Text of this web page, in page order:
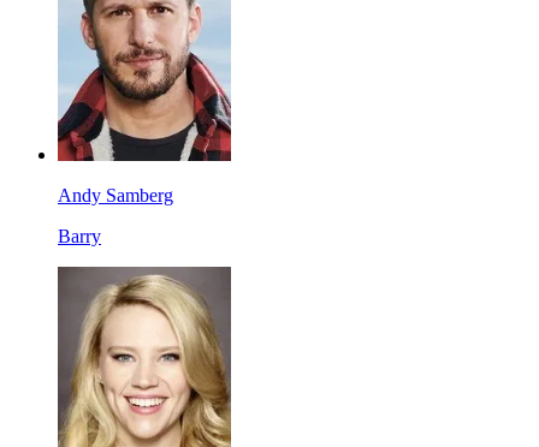
Andy Samberg
Barry